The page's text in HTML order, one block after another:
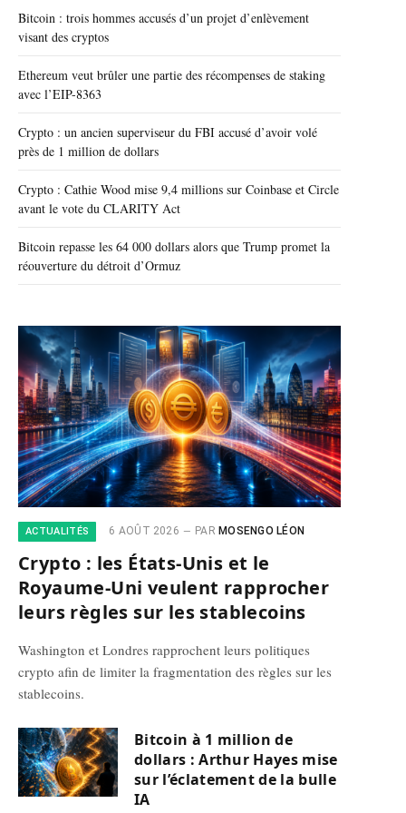
Bitcoin : trois hommes accusés d’un projet d’enlèvement
visant des cryptos
Ethereum veut brûler une partie des récompenses de staking
avec l’EIP-8363
Crypto : un ancien superviseur du FBI accusé d’avoir volé
près de 1 million de dollars
Crypto : Cathie Wood mise 9,4 millions sur Coinbase et Circle
avant le vote du CLARITY Act
Bitcoin repasse les 64 000 dollars alors que Trump promet la
réouverture du détroit d’Ormuz
ACTUALITÉS 6 AOÛT 2026 PAR MOSENGO LÉON
Crypto : les États-Unis et le
Royaume-Uni veulent rapprocher
leurs règles sur les stablecoins
Washington et Londres rapprochent leurs politiques
crypto afin de limiter la fragmentation des règles sur les
stablecoins.
Bitcoin à 1 million de
dollars : Arthur Hayes mise
sur l’éclatement de la bulle
IA